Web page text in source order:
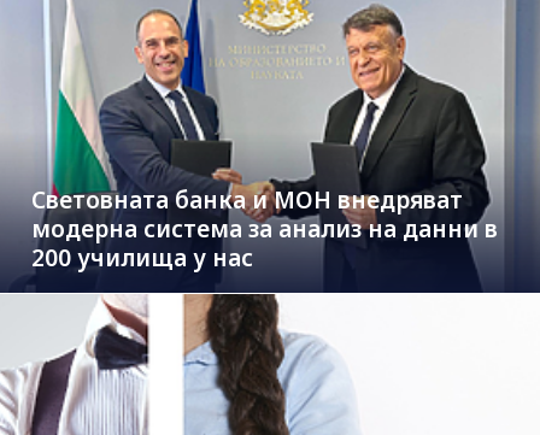
Световната банка и МОН внедряват
модерна система за анализ на данни в
200 училища у нас